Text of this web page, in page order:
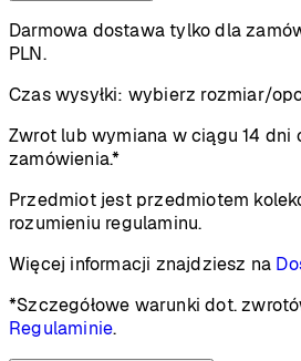
Darmowa dostawa tylko dla
PLN.
Czas wysyłki: wybierz rozmiar/
Zwrot lub wymiana w ciągu 14 dni
zamówienia.*
Przedmiot jest przedmiotem
rozumieniu regulaminu.
Więcej informacji znajdziesz na
*Szczegółowe warunki dot.
Regulaminie.